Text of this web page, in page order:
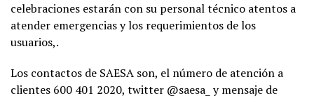
celebraciones estarán con su personal técnico atentos a
atender emergencias y los requerimientos de los
usuarios,.
Los contactos de SAESA son, el número de atención a
clientes 600 401 2020, twitter @saesa_ y mensaje de